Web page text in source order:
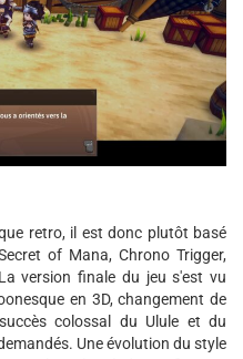
retro, il est donc plutôt basé
of Mana, Chrono Trigger,
version finale du jeu s'est vu
en 3D, changement de
colossal du Ulule et du
Une évolution du style